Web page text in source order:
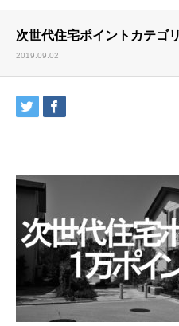
次世代住宅ポイントカテゴ
2019.09.02